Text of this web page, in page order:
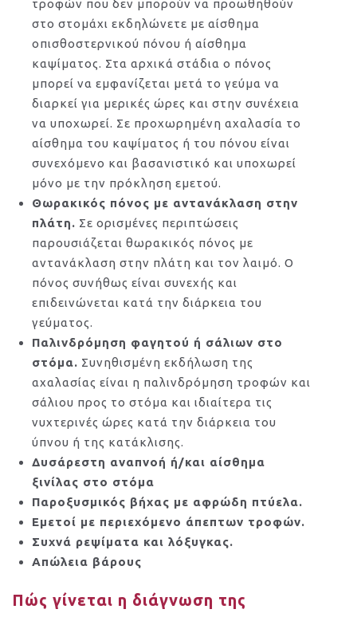
τροφών που δεν μπορούν να προωθηθούν
στο στομάχι εκδηλώνετε με αίσθημα
οπισθοστερνικού πόνου ή αίσθημα
καψίματος. Στα αρχικά στάδια ο πόνος
μπορεί να εμφανίζεται μετά το γεύμα να
διαρκεί για μερικές ώρες και στην συνέχεια
να υποχωρεί. Σε προχωρημένη αχαλασία το
αίσθημα του καψίματος ή του πόνου είναι
συνεχόμενο και βασανιστικό και υποχωρεί
μόνο με την πρόκληση εμετού.
Θωρακικός πόνος με αντανάκλαση στην
πλάτη. Σε ορισμένες περιπτώσεις
παρουσιάζεται θωρακικός πόνος με
αντανάκλαση στην πλάτη και τον λαιμό. Ο
πόνος συνήθως είναι συνεχής και
επιδεινώνεται κατά την διάρκεια του
γεύματος.
Παλινδρόμηση φαγητού ή σάλιων στο
στόμα. Συνηθισμένη εκδήλωση της
αχαλασίας είναι η παλινδρόμηση τροφών και
σάλιου προς το στόμα και ιδιαίτερα τις
νυχτερινές ώρες κατά την διάρκεια του
ύπνου ή της κατάκλισης.
Δυσάρεστη αναπνοή ή/και αίσθημα
ξινίλας στο στόμα
Παροξυσμικός βήχας με αφρώδη πτύελα.
Εμετοί με περιεχόμενο άπεπτων τροφών.
Συχνά ρεψίματα και λόξυγκας.
Απώλεια βάρους
Πώς γίνεται η διάγνωση της